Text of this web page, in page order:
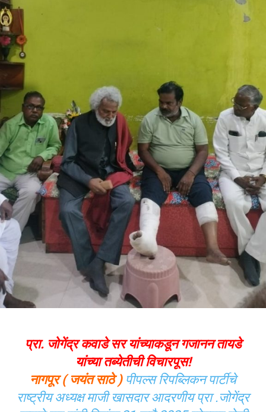
प्रा. जोगेंद्र कवाडे सर यांच्याकडून गजानन तायडे
यांच्या तब्येतीची विचारपूस!
नागपूर ( जयंत साठे )पीपल्स रिपब्लिकन पार्टीचे
राष्ट्रीय अध्यक्ष माजी खासदार आदरणीय प्रा .जोगेंद्र